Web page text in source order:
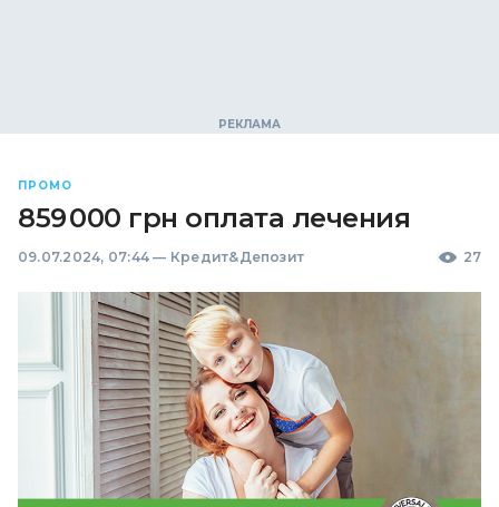
ПРОМО
859 000 грн оплата лечения
09.07.2024, 07:44 — Кредит&Депозит 27